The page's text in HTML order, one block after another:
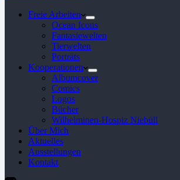
Freie Arbeiten
Ocean Icons
Fantasiewelten
Tierwelten
Porträts
Kooperationen
Albumcover
Comics
Logos
Bücher
Wilhelminen-Hospiz Niebüll
Über Mich
Aktuelles
Ausstellungen
Kontakt